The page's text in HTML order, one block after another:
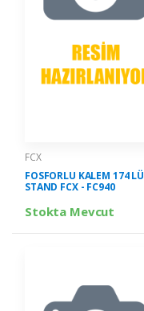
FCX
FOSFORLU KALEM 174 LÜ
STAND FCX - FC940
Stokta Mevcut